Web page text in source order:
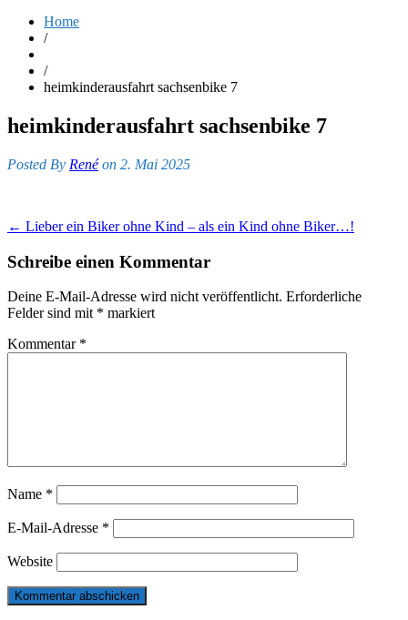
Home
/
/
heimkinderausfahrt sachsenbike 7
heimkinderausfahrt sachsenbike 7
Posted By Renéon 2. Mai 2025
Post
navigation
← Lieber ein Biker ohne Kind – als ein Kind ohne Biker…!
Schreibe einen Kommentar
Deine E-Mail-Adresse wird nicht veröffentlicht. Erforderliche
Felder sind mit * markiert
Kommentar *
Name *
E-Mail-Adresse *
Website